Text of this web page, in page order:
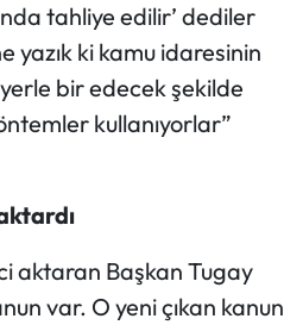
tahliye edilir’ dediler
yazık ki kamu idaresinin
bir edecek şekilde
kullanıyorlar”
aktaran Başkan Tugay
var. O yeni çıkan kanun